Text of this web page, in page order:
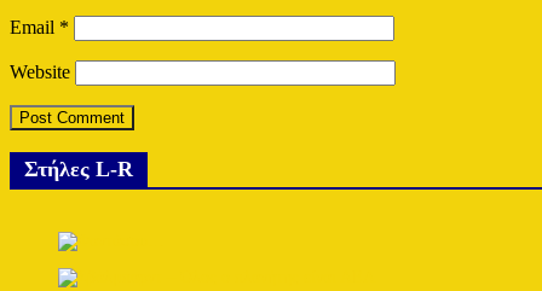
Email *
Website
Στήλες L-R